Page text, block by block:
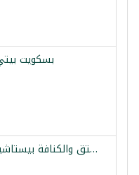
بسكويت بيتي
شوكولا دبي ماتشا بالفستق والكنافة بيستاشيو غوستو 200غ